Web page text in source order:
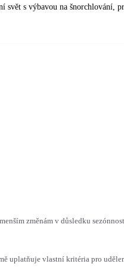
svět s výbavou na šnorchlování,
změnám v důsledku
uplatňuje vlastní kritéria pro